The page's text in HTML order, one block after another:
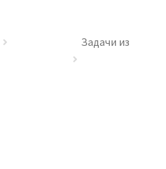
Задачи из